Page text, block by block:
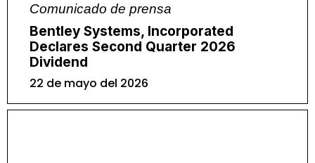
Comunicado de prensa
Bentley Systems, Incorporated
Declares Second Quarter 2026
Dividend
22 de mayo del 2026